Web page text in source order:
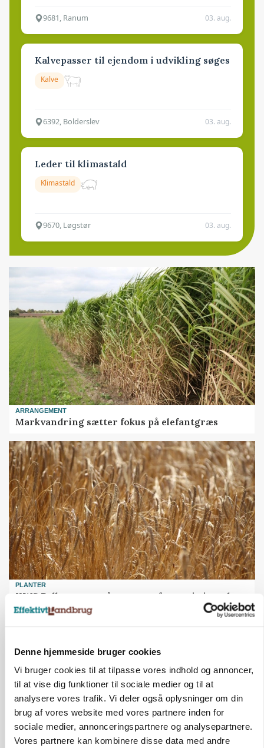
Denne hjemmeside bruger cookies
Vi bruger cookies til at tilpasse vores indhold og annoncer,
til at vise dig funktioner til sociale medier og til at
analysere vores trafik. Vi deler også oplysninger om din
brug af vores website med vores partnere inden for
sociale medier, annonceringspartnere og analysepartnere.
Vores partnere kan kombinere disse data med andre
9681, Ranum 03. aug.
Kalvepasser til ejendom i udvikling søges
Kalve
6392, Bolderslev 03. aug.
Leder til klimastald
Klimastald
9670, Løgstør 03. aug.
ARRANGEMENT
Markvandring sætter fokus på elefantgræs
PLANTER
KWS Rallys topper årets sortsforsøg i vinterbyg